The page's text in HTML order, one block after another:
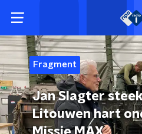
Fragment
Jan Slagter
Litouwen hart